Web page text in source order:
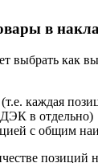
в
выбрать как
каждая
в отдельно)
с общим
позиций